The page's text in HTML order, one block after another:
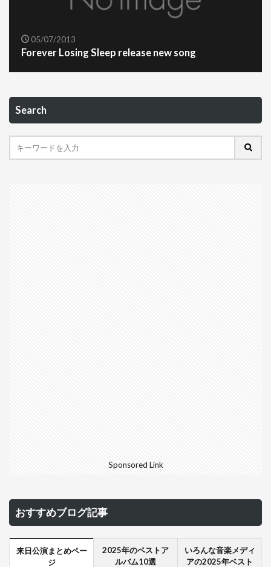
05/07/2013
Forever Losing Sleep release new song
Search
Sponsored Link
おすすめブログ記事
来日公演まとめペー
ジ
2025年のベストア
ルバム10選
いろんな音楽メディ
アの2025年ベスト